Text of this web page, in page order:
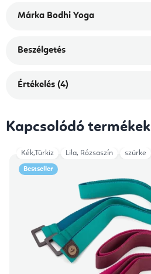
Márka Bodhi Yoga
Beszélgetés
Értékelés (4)
Kapcsolódó termékek
Bestseller
Kék,Türkiz Lila, Rózsaszín szürke